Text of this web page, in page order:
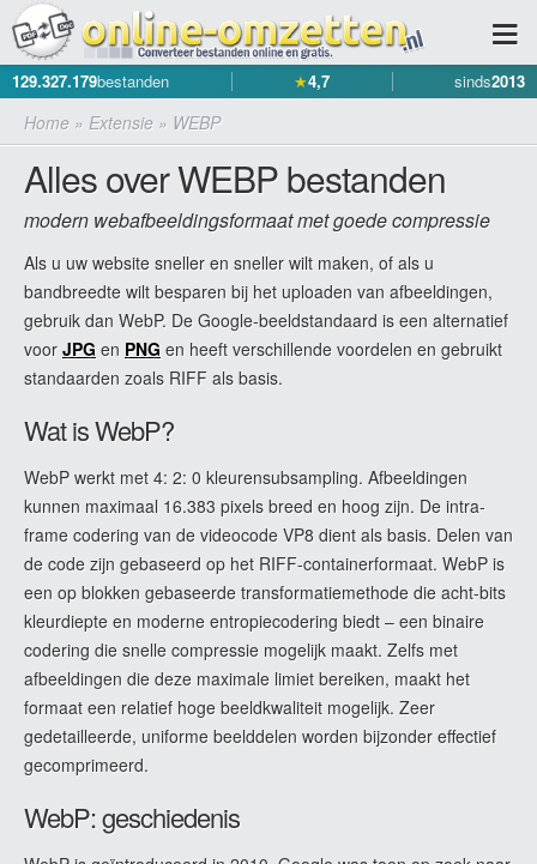
129.327.179bestanden ★4,7 sinds2013
Home » Extensie » WEBP
Alles over WEBP bestanden
modern webafbeeldingsformaat met goede compressie
Als u uw website sneller en sneller wilt maken, of als u
bandbreedte wilt besparen bij het uploaden van afbeeldingen,
gebruik dan WebP. De Google-beeldstandaard is een alternatief
voor JPG en PNG en heeft verschillende voordelen en gebruikt
standaarden zoals RIFF als basis.
Wat is WebP?
WebP werkt met 4: 2: 0 kleurensubsampling. Afbeeldingen
kunnen maximaal 16.383 pixels breed en hoog zijn. De intra-
frame codering van de videocode VP8 dient als basis. Delen van
de code zijn gebaseerd op het RIFF-containerformaat. WebP is
een op blokken gebaseerde transformatiemethode die acht-bits
kleurdiepte en moderne entropiecodering biedt – een binaire
codering die snelle compressie mogelijk maakt. Zelfs met
afbeeldingen die deze maximale limiet bereiken, maakt het
formaat een relatief hoge beeldkwaliteit mogelijk. Zeer
gedetailleerde, uniforme beelddelen worden bijzonder effectief
gecomprimeerd.
WebP: geschiedenis